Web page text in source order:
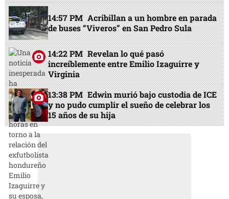
14:57 PM Acribillan a un hombre en parada
de buses “Viveros” en San Pedro Sula
14:22 PM Revelan lo qué pasó
increíblemente entre Emilio Izaguirre y
Virginia
13:38 PM Edwin murió bajo custodia de ICE
y no pudo cumplir el sueño de celebrar los
15 años de su hija